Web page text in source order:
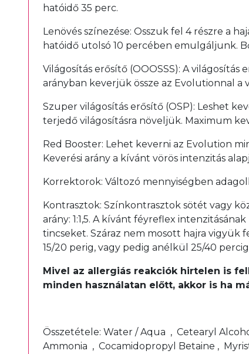
hatóidő 35 perc.
Lenövés színezése: Osszuk fel 4 részre a
hatóidő utolsó 10 percében emulgáljunk.
Világosítás erősítő (OOOSSS): A
arányban keverjük össze az Evolutionnal a
Szuper világosítás erősítő (OSP): Leshet
terjedő világosításra növeljük. Maximum
Red Booster: Lehet keverni az Evolution
Keverési arány a kívánt vörös intenzitás
Korrektorok: Változó mennyiségben
Kontrasztok: Színkontrasztok sötét vagy
arány: 1:1,5. A kívánt féyreflex
tincseket. Száraz nem mosott hajra
15/20 perig, vagy pedig anélkül 25/40
Mivel az allergiás reakciók hirtelen is
minden használatan előtt, akkor is ha
Összetétele: Water / Aqua , Cetearyl
Ammonia , Cocamidopropyl Betaine ,